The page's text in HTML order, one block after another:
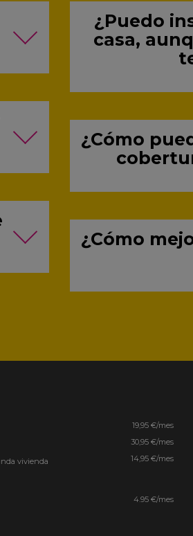
¿Puedo
casa,
¿Cómo
¿Cómo
19,95 €/mes
30,95 €/mes
vivienda
14,95 €/mes
4.95 €/mes